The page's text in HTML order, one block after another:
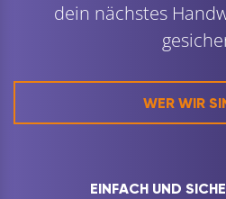
dein nächstes
WER WIR
EINFACH UND